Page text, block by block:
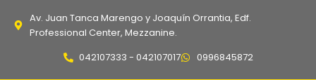
Av. Juan Tanca Marengo y Joaquín Orrantia, Edf.
Professional Center, Mezzanine.
042107333 - 042107017
0996845872